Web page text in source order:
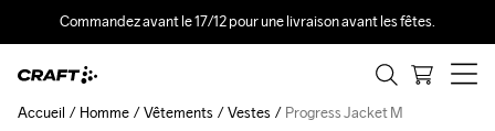
Commandez avant le 17/12 pour une livraison avant les fêtes.
Accueil Homme Vêtements Vestes Progress Jacket M